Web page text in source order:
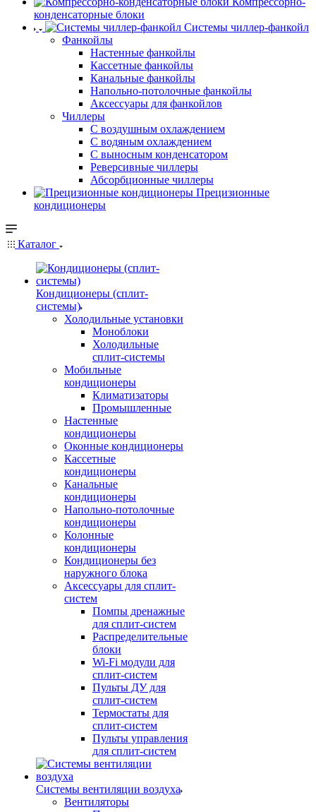
конденсаторные блоки
Системы чиллер-фанкойл
Фанкойлы
Настенные фанкойлы
Кассетные фанкойлы
Канальные фанкойлы
Напольно-потолочные фанкойлы
Аксессуары для фанкойлов
Чиллеры
С воздушным охлаждением
С водяным охлаждением
С выносным конденсатором
Реверсивные чиллеры
Абсорбционные чиллеры
Прецизионные
кондиционеры
Каталог
Кондиционеры (сплит-
системы)
Холодильные установки
Моноблоки
Холодильные
сплит-системы
Мобильные
кондиционеры
Климатизаторы
Промышленные
Настенные
кондиционеры
Оконные кондиционеры
Кассетные
кондиционеры
Канальные
кондиционеры
Напольно-потолочные
кондиционеры
Колонные
кондиционеры
Кондиционеры без
наружного блока
Аксессуары для сплит-
систем
Помпы дренажные
для сплит-систем
Распределительные
блоки
Wi-Fi модули для
сплит-систем
Пульты ДУ для
сплит-систем
Термостаты для
сплит-систем
Пульты управления
для сплит-систем
Системы вентиляции воздуха
Вентиляторы